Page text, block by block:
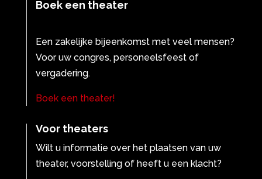
Boek een theater
Een zakelijke bijeenkomst met veel mensen?
Voor uw congres, personeelsfeest of
vergadering.
Boek een theater!
Voor theaters
Wilt u informatie over het plaatsen van uw
theater, voorstelling of heeft u een klacht?